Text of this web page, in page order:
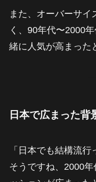
また、オーバーサイ
く、90年代〜2000
緒に人気が高まった
日本で広まった背
「日本でも結構流行
そうですね、2000